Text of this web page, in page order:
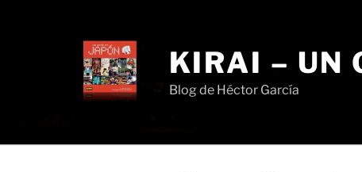
KIRAI – UN
Blog de Héctor García